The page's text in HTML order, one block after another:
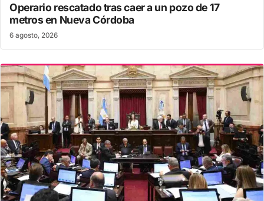
Operario rescatado tras caer a un pozo de 17
metros en Nueva Córdoba
6 agosto, 2026